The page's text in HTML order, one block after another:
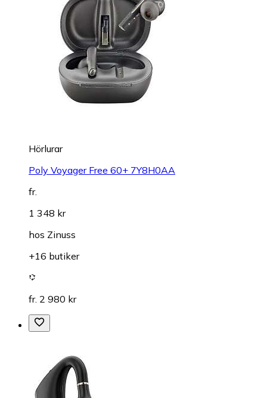
Hörlurar
Poly Voyager Free 60+ 7Y8H0AA
fr.
1 348 kr
hos Zinuss
+16 butiker
fr. 2 980 kr